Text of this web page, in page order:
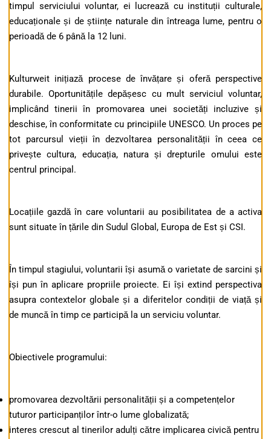
timpul serviciului voluntar, ei lucrează cu instituții culturale,
educaționale și de științe naturale din întreaga lume, pentru o
perioadă de 6 până la 12 luni.
Kulturweit inițiază procese de învățare și oferă perspective
durabile. Oportunitățile depășesc cu mult serviciul voluntar,
implicând tinerii în promovarea unei societăți incluzive și
deschise, în conformitate cu principiile UNESCO. Un proces pe
tot parcursul vieții în dezvoltarea personalității în ceea ce
privește cultura, educația, natura și drepturile omului este
centrul principal.
Locațiile gazdă în care voluntarii au posibilitatea de a activa
sunt situate în țările din Sudul Global, Europa de Est și CSI.
În timpul stagiului, voluntarii își asumă o varietate de sarcini și
își pun în aplicare propriile proiecte. Ei își extind perspectiva
asupra contextelor globale și a diferitelor condiții de viață și
de muncă în timp ce participă la un serviciu voluntar.
Obiectivele programului:
promovarea dezvoltării personalității și a competențelor
tuturor participanților într-o lume globalizată;
interes crescut al tinerilor adulți către implicarea civică pentru